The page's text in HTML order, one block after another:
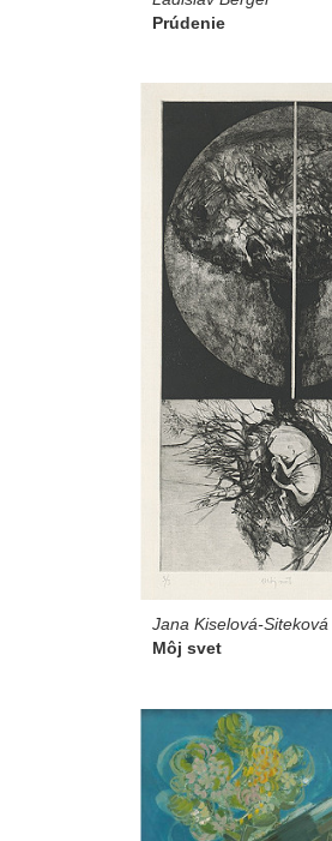
Prúdenie
Jana Kiselová-Siteková
Môj svet